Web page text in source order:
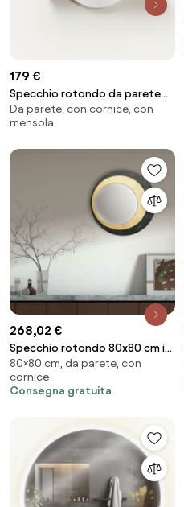
179 €
Specchio rotondo da parete
con mensola in legno Kenny
Da parete, con cornice, con
mensola
268,02 €
Specchio rotondo 80x80 cm in
marmo laminato nero foglia
oro - DAVID
80×80 cm, da parete, con
cornice
Consegna gratuita